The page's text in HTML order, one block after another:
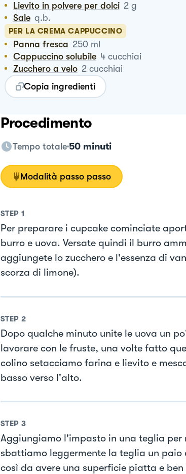
Lievito in polvere per dolci 2 g
Sale q.b.
PER LA CREMA CAPPUCCINO
Panna fresca 250 ml
Cappuccino solubile 4 cucchiai
Zucchero a velo 2 cucchiai
Copia ingredienti
Procedimento
Tempo totale 50 minuti
Modalità passo passo
STEP 1
Per preparare i cupcake cominciate
burro e uova. Versate quindi il burro
aggiungete lo zucchero e l'essenza di
scorza di limone).
STEP 2
Dopo qualche minuto unite le uova un
lavorare con le fruste, una volte fatto
colino setacciamo farina e lievito e
basso verso l'alto.
STEP 3
Aggiungiamo l'impasto in una teglia
sbattiamo leggermente la teglia un paio
così da avere una superficie piatta e